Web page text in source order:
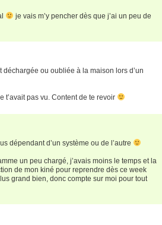
je vais m’y pencher dès que j’ai un peu de
ou oubliée à la maison lors d’un
t’avait pas vu. Content de te revoir
dépendant d’un système ou de l’autre
un peu chargé, j’avais moins le temps et la
de mon kiné pour reprendre dès ce week
grand bien, donc compte sur moi pour tout